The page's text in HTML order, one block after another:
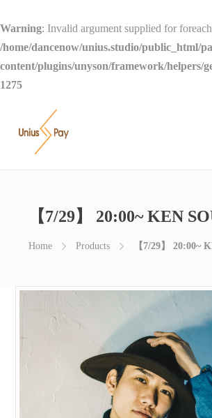
Warning: Invalid argument supplied for
/home/dancenow/unius.studio/public_html/
content/plugins/unyson/framework/helpers/
1275
【7/29】 20:00~ KEN
Home Products 【7/29】 20:00~